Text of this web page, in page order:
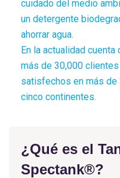
cuidado del medio
un detergente
ahorrar agua.
En la actualidad
más de 30,000 clientes
satisfechos en más de
cinco continentes.
¿Qué es el
Spectank®?